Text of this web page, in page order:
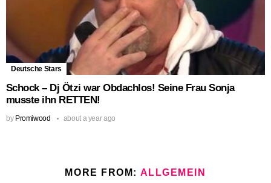
Deutsche Stars
Schock – Dj Ötzi war Obdachlos! Seine Frau Sonja
musste ihn RETTEN!
by Promiwood about a year ago
MORE FROM: ALLGEMEIN